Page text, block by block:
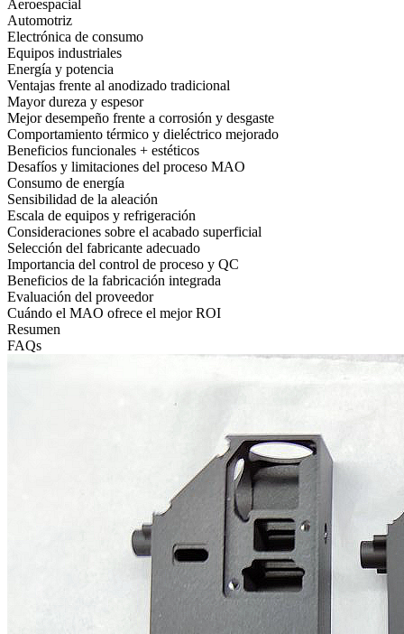
Aeroespacial
Automotriz
Electrónica de consumo
Equipos industriales
Energía y potencia
Ventajas frente al anodizado tradicional
Mayor dureza y espesor
Mejor desempeño frente a corrosión y desgaste
Comportamiento térmico y dieléctrico mejorado
Beneficios funcionales + estéticos
Desafíos y limitaciones del proceso MAO
Consumo de energía
Sensibilidad de la aleación
Escala de equipos y refrigeración
Consideraciones sobre el acabado superficial
Selección del fabricante adecuado
Importancia del control de proceso y QC
Beneficios de la fabricación integrada
Evaluación del proveedor
Cuándo el MAO ofrece el mejor ROI
Resumen
FAQs